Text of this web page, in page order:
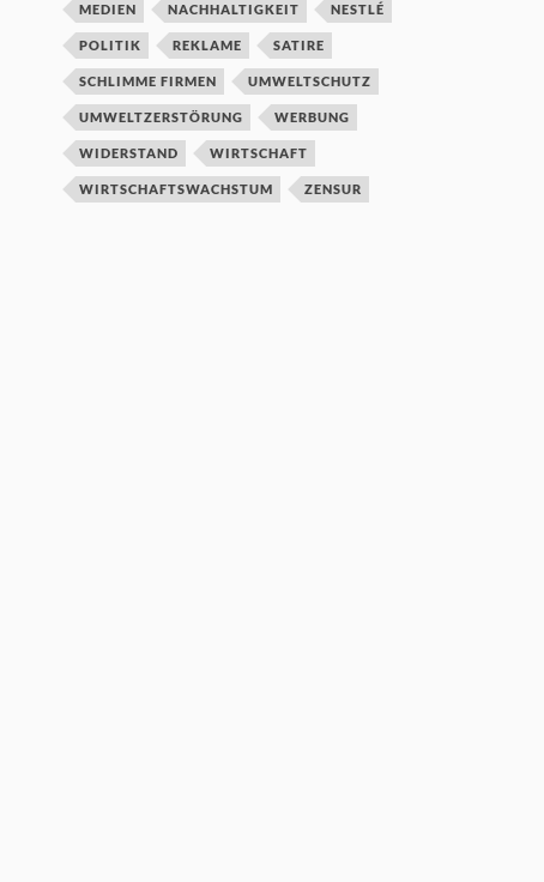
MEDIEN NACHHALTIGKEIT NESTLÉ
POLITIK REKLAME SATIRE
SCHLIMME FIRMEN UMWELTSCHUTZ
UMWELTZERSTÖRUNG WERBUNG
WIDERSTAND WIRTSCHAFT
WIRTSCHAFTSWACHSTUM ZENSUR